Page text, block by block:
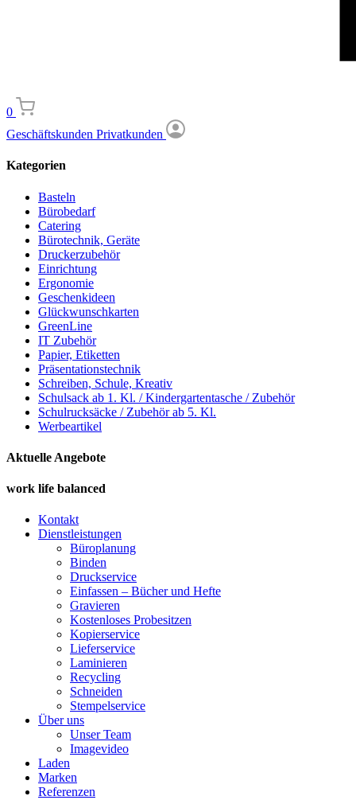
0
Geschäftskunden Privatkunden
Kategorien
Basteln
Bürobedarf
Catering
Bürotechnik, Geräte
Druckerzubehör
Einrichtung
Ergonomie
Geschenkideen
Glückwunschkarten
GreenLine
IT Zubehör
Papier, Etiketten
Präsentationstechnik
Schreiben, Schule, Kreativ
Schulsack ab 1. Kl. / Kindergartentasche / Zubehör
Schulrucksäcke / Zubehör ab 5. Kl.
Werbeartikel
Aktuelle Angebote
work life balanced
Kontakt
Dienstleistungen
Büroplanung
Binden
Druckservice
Einfassen – Bücher und Hefte
Gravieren
Kostenloses Probesitzen
Kopierservice
Lieferservice
Laminieren
Recycling
Schneiden
Stempelservice
Über uns
Unser Team
Imagevideo
Laden
Marken
Referenzen